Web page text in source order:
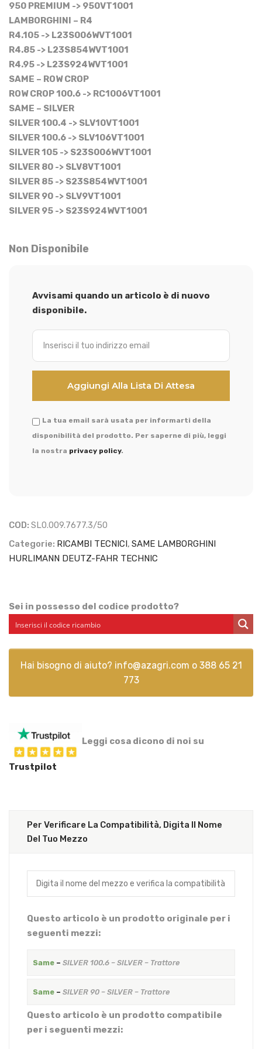
950 PREMIUM -> 950VT1001
LAMBORGHINI – R4
R4.105 -> L23S006WVT1001
R4.85 -> L23S854WVT1001
R4.95 -> L23S924WVT1001
SAME – ROW CROP
ROW CROP 100.6 -> RC1006VT1001
SAME – SILVER
SILVER 100.4 -> SLV10VT1001
SILVER 100.6 -> SLV106VT1001
SILVER 105 -> S23S006WVT1001
SILVER 80 -> SLV8VT1001
SILVER 85 -> S23S854WVT1001
SILVER 90 -> SLV9VT1001
SILVER 95 -> S23S924WVT1001
Non Disponibile
Avvisami quando un articolo è di nuovo
disponibile.
La tua email sarà usata per informarti della
disponibilità del prodotto. Per saperne di più, leggi
la nostra privacy policy.
COD: SL0.009.7677.3/50
Categorie: RICAMBI TECNICI, SAME LAMBORGHINI
HURLIMANN DEUTZ-FAHR TECHNIC
Sei in possesso del codice prodotto?
Hai bisogno di aiuto? info@azagri.com o 388 65 21
773
Leggi cosa dicono di noi su
Trustpilot
Per Verificare La Compatibilità, Digita Il Nome
Del Tuo Mezzo
Questo articolo è un prodotto originale per i
seguenti mezzi:
Same– SILVER 100.6 – SILVER – Trattore
Same– SILVER 90 – SILVER – Trattore
Questo articolo è un prodotto compatibile
per i seguenti mezzi: